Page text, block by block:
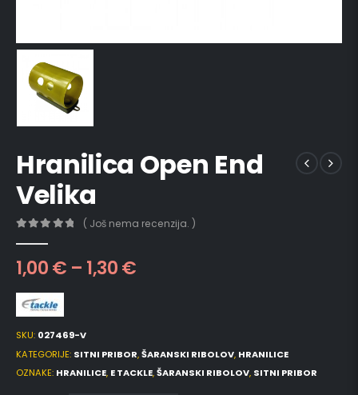
Hranilica Open End
Velika
( Još nema recenzija. )
1,00€ – 1,30€
SKU: 027469-V
KATEGORIJE: SITNI PRIBOR,ŠARANSKI RIBOLOV, HRANILICE
OZNAKE: HRANILICE, E TACKLE,ŠARANSKI RIBOLOV, SITNI PRIBOR